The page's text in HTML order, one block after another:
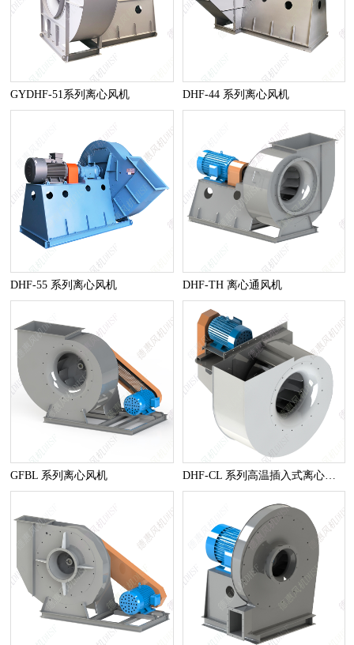
GYDHF-51系列离心风机 DHF-44 系列离心风机
DHF-55 系列离心风机 DHF-TH 离心通风机
GFBL 系列离心风机 DHF-CL 系列高温插入式离心风机